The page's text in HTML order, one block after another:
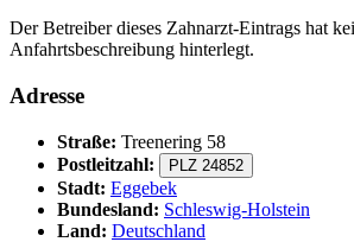
Der Betreiber dieses Zahnarzt-Eintrags hat
Anfahrtsbeschreibung hinterlegt.
Adresse
Straße: Treenering 58
Postleitzahl:
PLZ 24852
Stadt: Eggebek
Bundesland: Schleswig-Holstein
Land: Deutschland